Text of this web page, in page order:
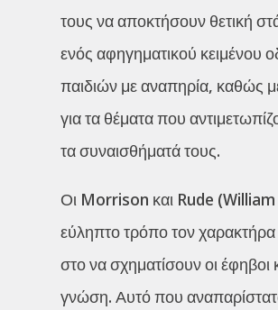
τους να αποκτήσουν θετική
ενός αφηγηματικού κειμένου
παιδιών με αναπηρία, καθώς
για τα θέματα που
τα συναισθήματά τους.
Οι Morrison και Rude (William
εύληπτο τρόπο τον
στο να σχηματίσουν οι
γνώση. Αυτό που